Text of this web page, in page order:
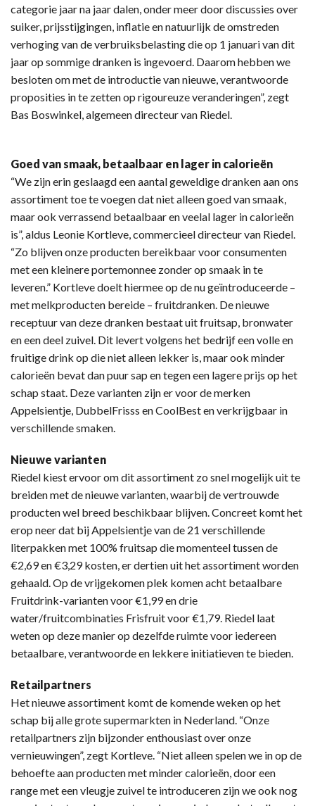
categorie jaar na jaar dalen, onder meer door discussies over
suiker, prijsstijgingen, inflatie en natuurlijk de omstreden
verhoging van de verbruiksbelasting die op 1 januari van dit
jaar op sommige dranken is ingevoerd. Daarom hebben we
besloten om met de introductie van nieuwe, verantwoorde
proposities in te zetten op rigoureuze veranderingen”, zegt
Bas Boswinkel, algemeen directeur van Riedel.
Goed van smaak, betaalbaar en lager in calorieën
“We zijn erin geslaagd een aantal geweldige dranken aan ons
assortiment toe te voegen dat niet alleen goed van smaak,
maar ook verrassend betaalbaar en veelal lager in calorieën
is”, aldus Leonie Kortleve, commercieel directeur van Riedel.
“Zo blijven onze producten bereikbaar voor consumenten
met een kleinere portemonnee zonder op smaak in te
leveren.” Kortleve doelt hiermee op de nu geïntroduceerde –
met melkproducten bereide – fruitdranken. De nieuwe
receptuur van deze dranken bestaat uit fruitsap, bronwater
en een deel zuivel. Dit levert volgens het bedrijf een volle en
fruitige drink op die niet alleen lekker is, maar ook minder
calorieën bevat dan puur sap en tegen een lagere prijs op het
schap staat. Deze varianten zijn er voor de merken
Appelsientje, DubbelFrisss en CoolBest en verkrijgbaar in
verschillende smaken.
Nieuwe varianten
Riedel kiest ervoor om dit assortiment zo snel mogelijk uit te
breiden met de nieuwe varianten, waarbij de vertrouwde
producten wel breed beschikbaar blijven. Concreet komt het
erop neer dat bij Appelsientje van de 21 verschillende
literpakken met 100% fruitsap die momenteel tussen de
€2,69 en €3,29 kosten, er dertien uit het assortiment worden
gehaald. Op de vrijgekomen plek komen acht betaalbare
Fruitdrink-varianten voor €1,99 en drie
water/fruitcombinaties Frisfruit voor €1,79. Riedel laat
weten op deze manier op dezelfde ruimte voor iedereen
betaalbare, verantwoorde en lekkere initiatieven te bieden.
Retailpartners
Het nieuwe assortiment komt de komende weken op het
schap bij alle grote supermarkten in Nederland. “Onze
retailpartners zijn bijzonder enthousiast over onze
vernieuwingen”, zegt Kortleve. “Niet alleen spelen we in op de
behoefte aan producten met minder calorieën, door een
range met een vleugje zuivel te introduceren zijn we ook nog